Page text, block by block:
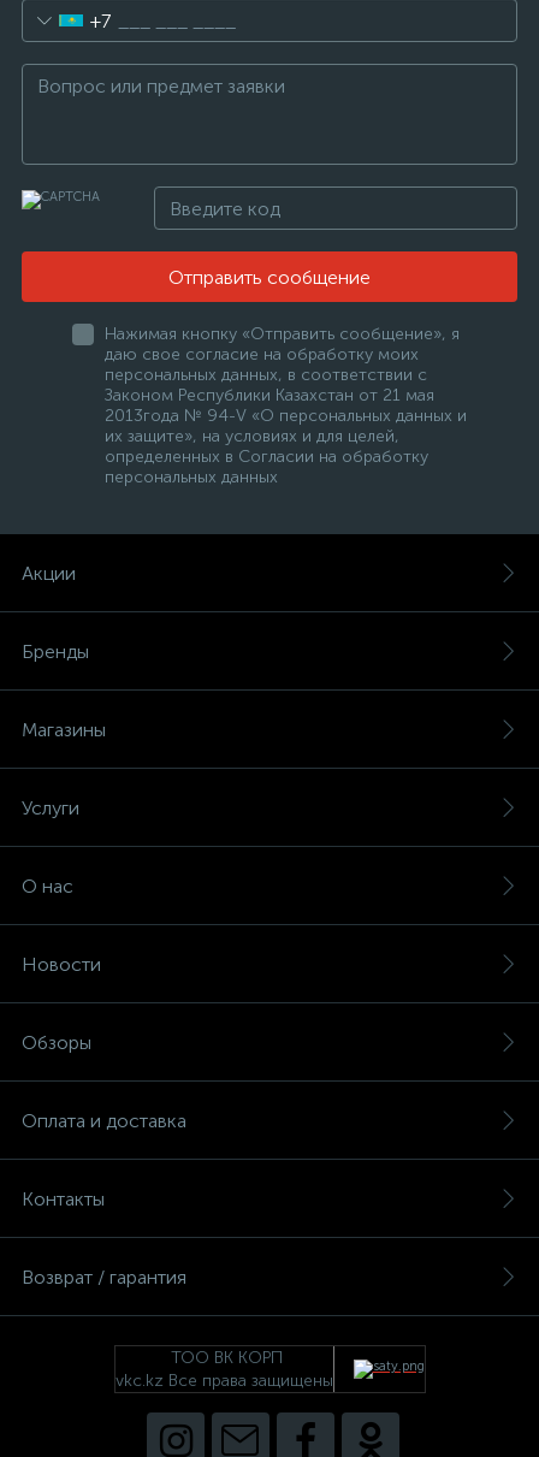
+7
Отправить сообщение
Нажимая кнопку «Отправить сообщение», я
даю свое согласие на обработку моих
персональных данных, в соответствии с
Законом Республики Казахстан от 21 мая
2013года № 94-V «О персональных данных и
их защите», на условиях и для целей,
определенных в Согласии на обработку
персональных данных
Акции
Бренды
Магазины
Услуги
О нас
Новости
Обзоры
Оплата и доставка
Контакты
Возврат / гарантия
ТОО ВК КОРП
vkc.kz Все права защищены